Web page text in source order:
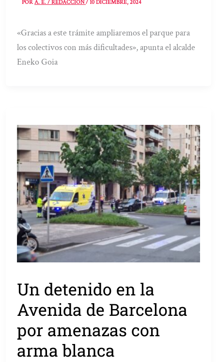
PORA. E. / REDACCIÓN/10 DICIEMBRE, 2024
«Gracias a este trámite ampliaremos el parque para
los colectivos con más dificultades», apunta el alcalde
Eneko Goia
Un detenido en la
Avenida de Barcelona
por amenazas con
arma blanca